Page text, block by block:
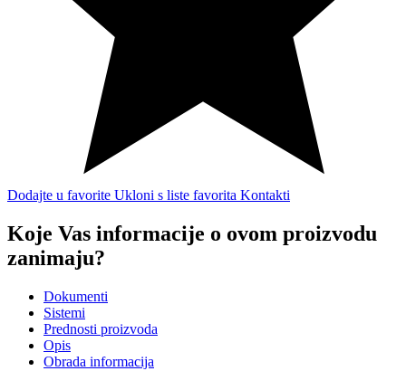
Dodajte u favorite Ukloni s liste favorita Kontakti
Koje Vas informacije o ovom proizvodu
zanimaju?
Dokumenti
Sistemi
Prednosti proizvoda
Opis
Obrada informacija